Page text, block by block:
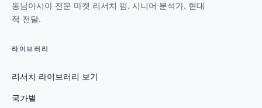
동남아시아 전문 마켓 리서치 펌. 시니어 분석가, 현대
적 전달.
라이브러리
리서치 라이브러리 보기
국가별